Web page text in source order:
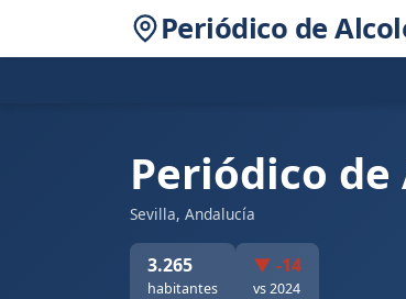
Periódico de
Periódico de
Sevilla, Andalucía
3.265
habitantes
▼ -14
vs 2024